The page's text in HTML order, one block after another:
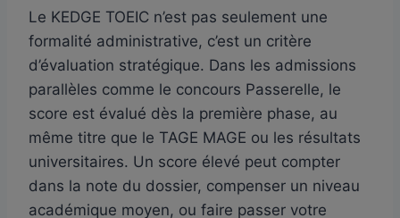
Le KEDGE TOEIC n’est pas seulement une
formalité administrative, c’est un critère
d’évaluation stratégique. Dans les admissions
parallèles comme le concours Passerelle, le
score est évalué dès la première phase, au
même titre que le TAGE MAGE ou les résultats
universitaires. Un score élevé peut compter
dans la note du dossier, compenser un niveau
académique moyen, ou faire passer votre